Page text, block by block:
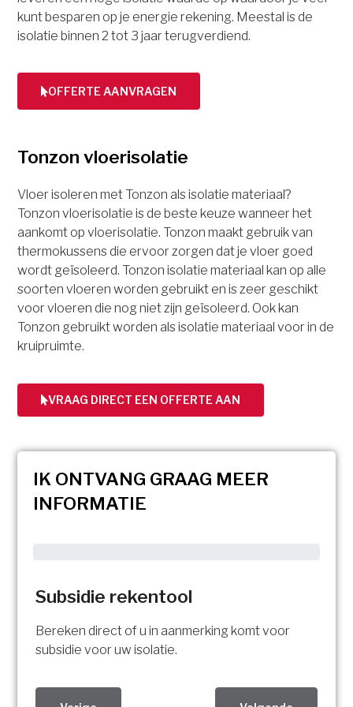
kunt besparen op je energie rekening. Meestal is de
isolatie binnen 2 tot 3 jaar terugverdiend.
OFFERTE AANVRAGEN
Tonzon vloerisolatie
Vloer isoleren met Tonzon als isolatie materiaal?
Tonzon vloerisolatie is de beste keuze wanneer het
aankomt op vloerisolatie. Tonzon maakt gebruik van
thermokussens die ervoor zorgen dat je vloer goed
wordt geïsoleerd. Tonzon isolatie materiaal kan op alle
soorten vloeren worden gebruikt en is zeer geschikt
voor vloeren die nog niet zijn geïsoleerd. Ook kan
Tonzon gebruikt worden als isolatie materiaal voor in de
kruipruimte.
VRAAG DIRECT EEN OFFERTE AAN
IK ONTVANG GRAAG MEER
INFORMATIE
Subsidie rekentool
Bereken direct of u in aanmerking komt voor
subsidie voor uw isolatie.